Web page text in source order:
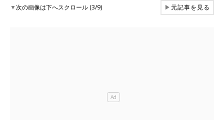
▼次の画像は下へスクロール (3/9) ▶元記事を見る